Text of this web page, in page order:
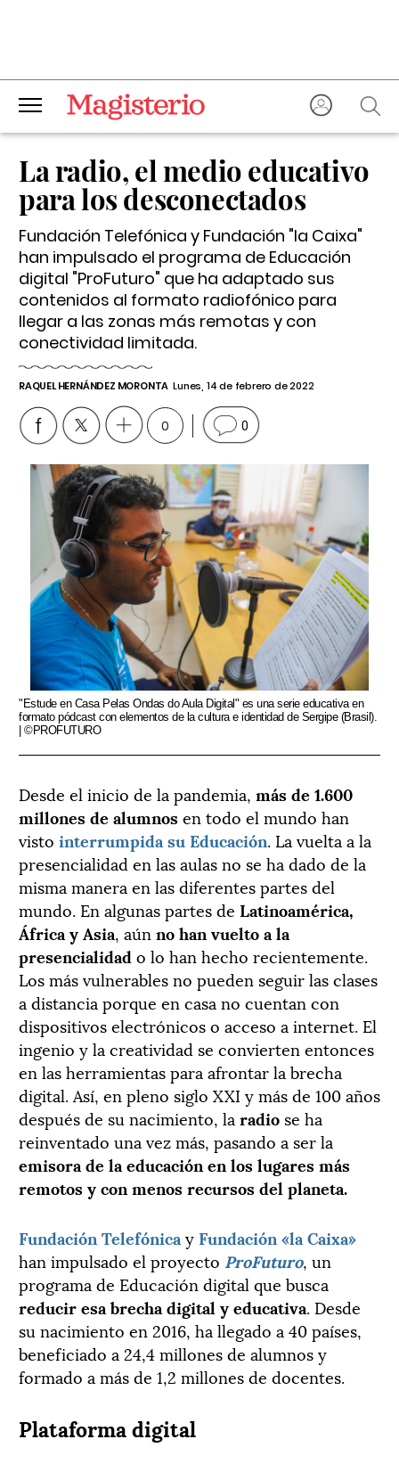
La radio, el medio educativo
para los desconectados
Fundación Telefónica y Fundación "la Caixa"
han impulsado el programa de Educación
digital "ProFuturo" que ha adaptado sus
contenidos al formato radiofónico para
llegar a las zonas más remotas y con
conectividad limitada.
RAQUEL HERNÁNDEZ MORONTA Lunes, 14 de febrero de 2022
0 0
"Estude en Casa Pelas Ondas do Aula Digital" es una serie educativa en
formato pódcast con elementos de la cultura e identidad de Sergipe (Brasil).
| ©PROFUTURO
Desde el inicio de la pandemia, más de 1.600
millones de alumnosen todo el mundo han
visto interrumpida su Educación. La vuelta a la
presencialidad en las aulas no se ha dado de la
misma manera en las diferentes partes del
mundo. En algunas partes de Latinoamérica,
África y Asia, aún no han vuelto a la
presencialidad o lo han hecho recientemente.
Los más vulnerables no pueden seguir las clases
a distancia porque en casa no cuentan con
dispositivos electrónicos o acceso a internet. El
ingenio y la creatividad se convierten entonces
en las herramientas para afrontar la brecha
digital. Así, en pleno siglo XXI y más de 100 años
después de su nacimiento, la radio se ha
reinventado una vez más, pasando a ser la
emisora de la educación en los lugares más
remotos y con menos recursos del planeta.
Fundación Telefónica y Fundación «la Caixa»
han impulsado el proyecto ProFuturo, un
programa de Educación digital que busca
reducir esa brecha digital y educativa. Desde
su nacimiento en 2016, ha llegado a 40 países,
beneficiado a 24,4 millones de alumnos y
formado a más de 1,2 millones de docentes.
Plataforma digital